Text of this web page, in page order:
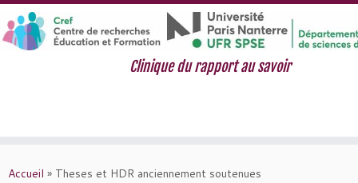
au
Clinique du rapport au savoir
Accueil » Theses et HDR anciennement soutenues